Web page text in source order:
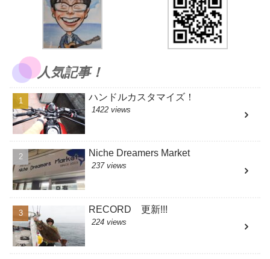
人気記事！
ハンドルカスタマイズ！
1422 views
Niche Dreamers Market
237 views
RECORD 更新!!!
224 views